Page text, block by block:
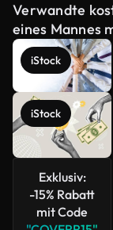
Verwandte
eines Mannes
iStock
iStock
Exklusiv:
-15% Rabatt
mit Code